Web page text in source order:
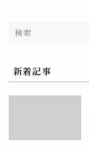
新着記事